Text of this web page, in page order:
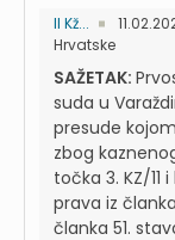
II Kž...
Hrvatske
SAŽETAK:
suda u
presude
zbog
točka 3. KZ/
prava iz
članka 51.